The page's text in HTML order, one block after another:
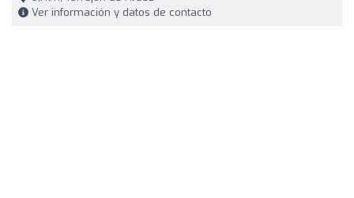
Ver información y datos de contacto